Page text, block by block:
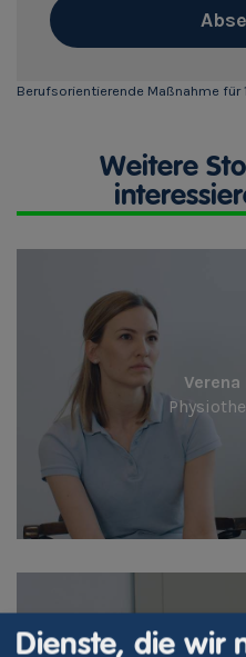
Berufsorientierende Maßnahme für
Weitere
Dienste, die wir